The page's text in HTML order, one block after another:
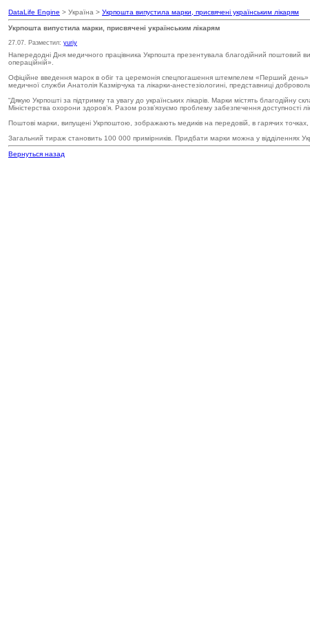
DataLife Engine > Україна > Укрпошта випустила марки, присвячені українським лікарям
Укрпошта випустила марки, присвячені українським лікарям
27.07. Разместил: yuriy
Напередодні Дня медичного працівника Укрпошта презентувала благодійний поштовий
операційній».
Офіційне введення марок в обіг та церемонія спецпогашення штемпелем «Перший
медичної служби Анатолія Казмірчука та лікарки-анестезіологині, представниці
“Дякую Укрпошті за підтримку та увагу до українських лікарів. Марки містять
Міністерства охорони здоровʼя. Разом розвʼязуємо проблему забезпечення доступності
Поштові марки, випущені Укрпоштою, зображають медиків на передовій, в гарячих
Загальний тираж становить 100 000 примірників. Придбати марки можна у відділеннях
Вернуться назад